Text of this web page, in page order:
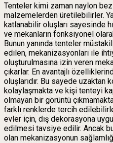
Tenteler kimi zaman naylon
malzemelerden üretilebilirler.
katlanabilir oluşları sayesinde
ve mekanların fonksiyonel
Bunun yanında tenteler
edilen, mekanizasyonları ile
oluşturulmasına izin veren
çıkarlar. En avantajlı
oluşlarıdır. Bu sayede uzaktan
kolaylaşmakta ve kişi tenteyi
olmayan bir görüntü
farklı renklerde tercih
evler için, dış dekorasyona
edilmesi tavsiye edilir. Ancak
olan mekanizasyonun sağlamlığı